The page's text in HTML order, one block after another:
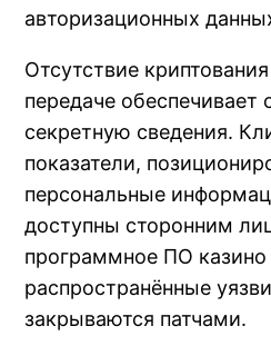
авторизационных
Отсутствие
передаче обеспечивает
секретную сведения.
показатели,
персональные
доступны сторонним
программное ПО
распространённые
закрываются патчами.